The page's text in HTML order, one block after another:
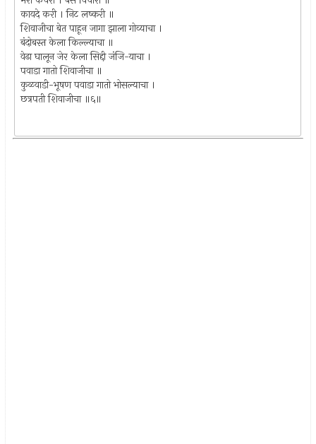
कायदे करी । निट लष्करी ॥
शिवाजीचा बेत पाहून जागा झाला गोव्याचा ।
बंदोबस्त केला किल्ल्याचा ॥
वेढा घालून जेर केला सिद्दी जंजि-याचा ।
पवाडा गातो शिवाजीचा ॥
कुळवाडी-भूषण पवाडा गातो भोसल्याचा ।
छत्रपती शिवाजीचा ॥६॥